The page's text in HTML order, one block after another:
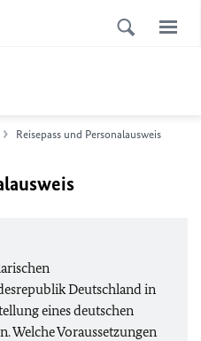
Reisepass und Personalausweis
Deutschland in
eines deutschen
Welche Voraussetzungen